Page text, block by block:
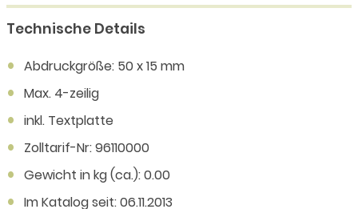
Technische Details
Abdruckgröße: 50 x 15 mm
Max. 4-zeilig
inkl. Textplatte
Zolltarif-Nr: 96110000
Gewicht in kg (ca.): 0.00
Im Katalog seit: 06.11.2013